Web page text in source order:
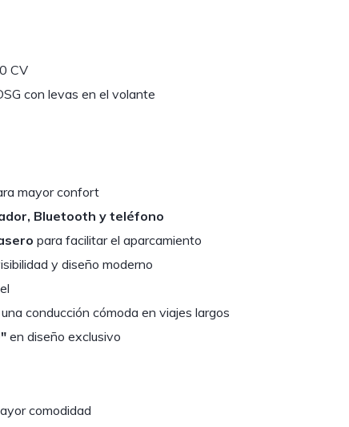
CV
con levas en el volante
mayor confort
Bluetooth y teléfono
para facilitar el aparcamiento
y diseño moderno
conducción cómoda en viajes largos
en diseño exclusivo
comodidad